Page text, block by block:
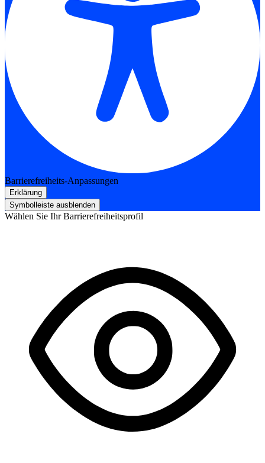
Barrierefreiheits-Anpassungen
Erklärung
Symbolleiste ausblenden
Wählen Sie Ihr Barrierefreiheitsprofil